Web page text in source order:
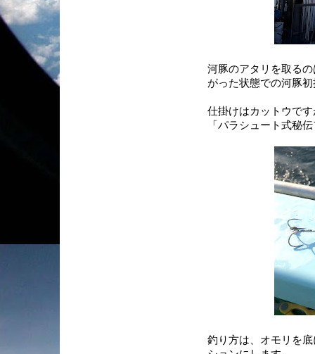
河豚のアタリを取る
がった状態での河豚
仕掛けはカットウで
「パラシュート式秘
釣り方は、オモリを